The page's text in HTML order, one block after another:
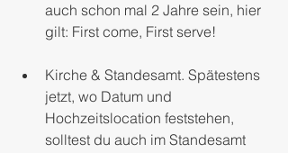
auch schon mal 2 Jahre sein, hier
gilt: First come, First serve!
Kirche & Standesamt. Spätestens
jetzt, wo Datum und
Hochzeitslocation feststehen,
solltest du auch im Standesamt